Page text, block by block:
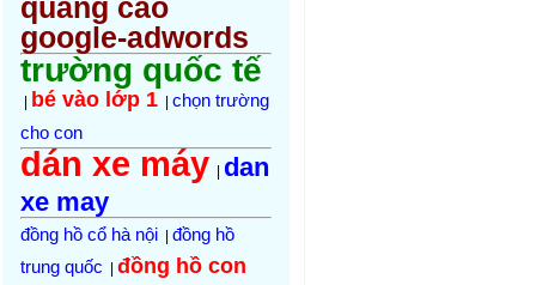
quảng cáo
google-adwords
trường quốc tế
bé vào lớp 1
chọn trường
cho con
dán xe máy dan
xe may
đồng hồ cổ hà nội
đồng hồ
trung quốc
đồng hồ con